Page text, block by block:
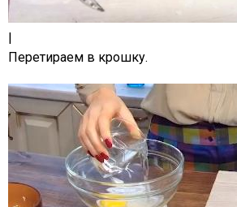
|
Перетираем в крошку.